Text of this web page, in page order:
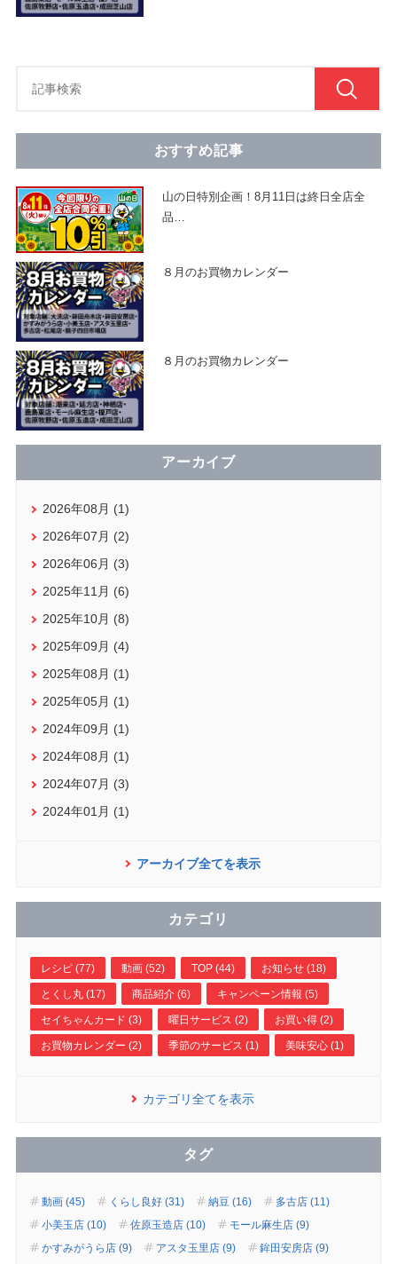
おすすめ記事
山の日特別企画！8月11日は終日全店全
品…
８月のお買物カレンダー
８月のお買物カレンダー
アーカイブ
2026年08月 (1)
2026年07月 (2)
2026年06月 (3)
2025年11月 (6)
2025年10月 (8)
2025年09月 (4)
2025年08月 (1)
2025年05月 (1)
2024年09月 (1)
2024年08月 (1)
2024年07月 (3)
2024年01月 (1)
アーカイブ全てを表示
カテゴリ
レシピ (77) 動画 (52) TOP (44) お知らせ (18)
とくし丸 (17) 商品紹介 (6) キャンペーン情報 (5)
セイちゃんカード (3) 曜日サービス (2) お買い得 (2)
お買物カレンダー (2) 季節のサービス (1) 美味安心 (1)
カテゴリ全てを表示
タグ
動画 (45) くらし良好 (31) 納豆 (16)
多古店 (11)
小美玉店 (10)
佐原玉造店 (10)
モール麻生店 (9)
かすみがうら店 (9)
アスタ玉里店 (9)
鉾田安房店 (9)